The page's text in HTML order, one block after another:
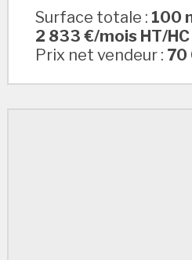
Surface totale : 100
2 833 €/mois HT/HC
Prix net vendeur : 70